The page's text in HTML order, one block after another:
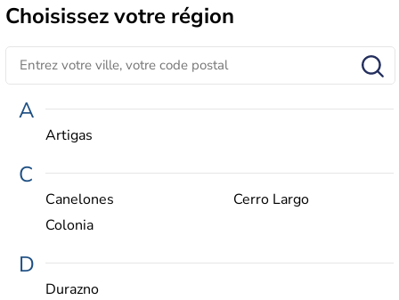
Choisissezvotre région
A
Artigas
C
Canelones
Cerro Largo
Colonia
D
Durazno